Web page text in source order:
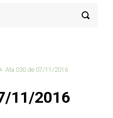
Ata 030 de 07/11/2016
11/2016